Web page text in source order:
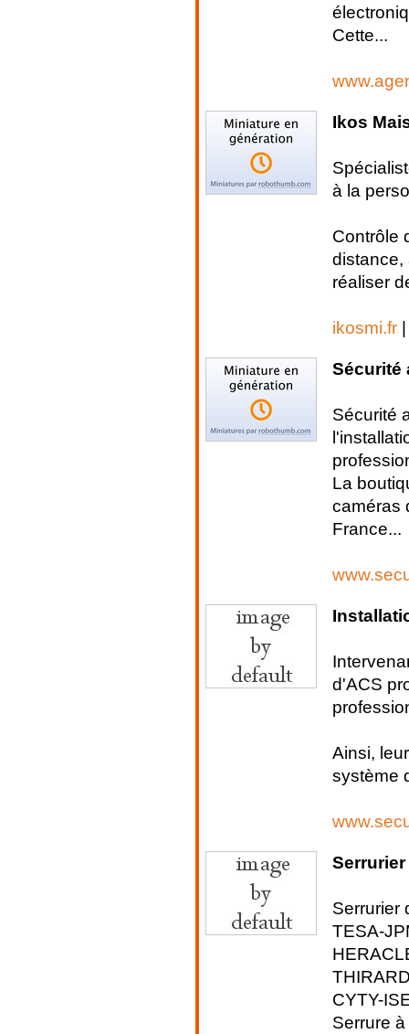
Cette...
Ikos
à la
Contrôle
distance,
réaliser
ikosmi.fr
Sécurité
Sécurité
La
caméras
France...
d'ACS
Ainsi,
système
Serrurier
TESA-
CYTY-
Serrure